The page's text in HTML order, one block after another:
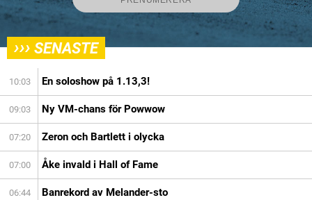
››› SENASTE
10:03 En soloshow på 1.13,3!
09:03 Ny VM-chans för Powwow
07:20 Zeron och Bartlett i olycka
07:00 Åke invald i Hall of Fame
06:44 Banrekord av Melander-sto